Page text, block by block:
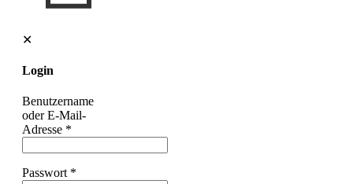
✕
Login
Benutzername
oder E-Mail-
Adresse *
Passwort *